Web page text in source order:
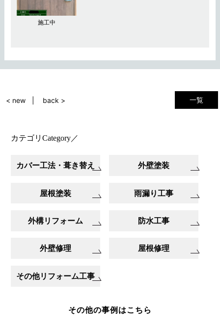
施工中
一覧
< new back >
カテゴリCategory／
カバー工法・葺き替え 外壁塗装
屋根塗装 雨漏り工事
外構リフォーム 防水工事
外壁修理 屋根修理
その他リフォーム工事
その他の事例はこちら